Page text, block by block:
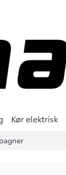
Kør elektrisk